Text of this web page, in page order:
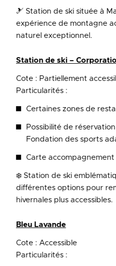
🎿 Station de ski située à
expérience de montagne
naturel exceptionnel.
Station de ski –
Cote : Partiellement
Particularités :
Certaines zones de
Possibilité de
Fondation des sports
Carte
❄️ Station de ski
différentes options pour
hivernales plus accessibles.
Bleu Lavande
Cote : Accessible
Particularités :